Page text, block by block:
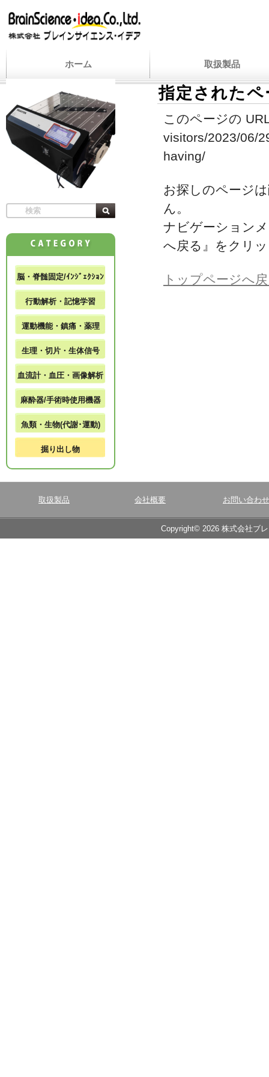
ホーム 取扱製品
指定された
このページの
visitors/2023/06/
having/
お探しのページ
ん。
ナビゲーション
へ戻る』をクリ
トップページへ
脳・脊髄固定/ｲﾝｼﾞｪｸｼｮﾝ
行動解析・記憶学習
運動機能・鎮痛・薬理
生理・切片・生体信号
血流計・血圧・画像解析
麻酔器/手術時使用機器
魚類・生物(代謝･運動)
掘り出し物
取扱製品 会社概要 お問い合わせ
Copyright© 2026 株式会社ブ